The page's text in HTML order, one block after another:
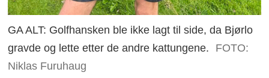
GA ALT: Golfhansken ble ikke lagt til side, da Bjørlo
gravde og lette etter de andre kattungene.
FOTO:
Niklas Furuhaug